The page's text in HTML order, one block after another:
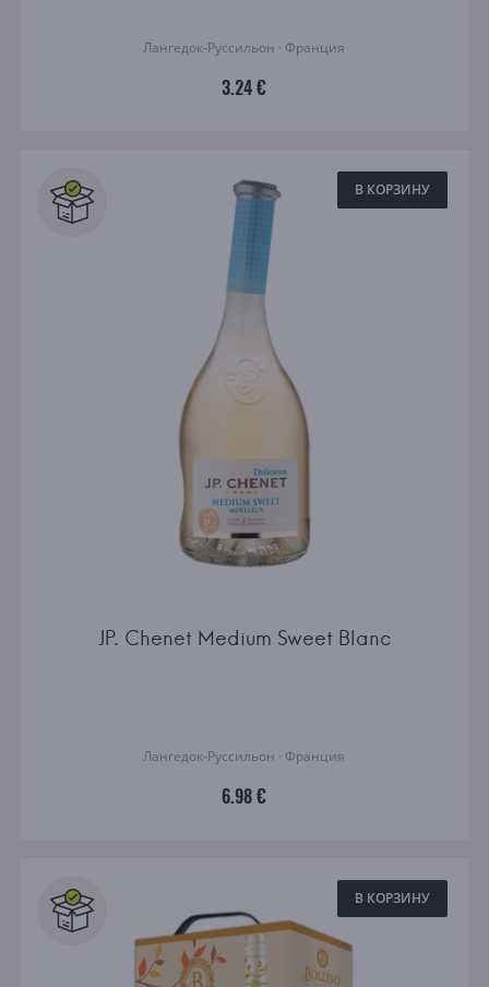
Лангедок-Руссильон · Франция
3.24 €
В КОРЗИНУ
JP. Chenet Medium Sweet Blanc
Лангедок-Руссильон · Франция
6.98 €
В КОРЗИНУ